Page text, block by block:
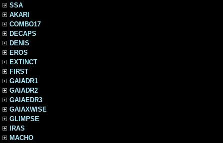
SSA
AKARI
COMBO17
DECAPS
DENIS
EROS
EXTINCT
FIRST
GAIADR1
GAIADR2
GAIAEDR3
GAIAXWISE
GLIMPSE
IRAS
MACHO